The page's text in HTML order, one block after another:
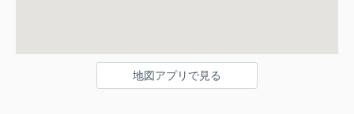
地図アプリで見る